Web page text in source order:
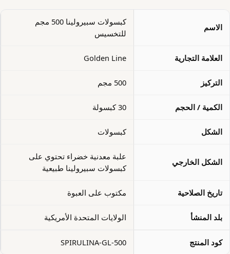
الاسم
كبسولات سبيرولينا 500 مجم
للتخسيس
العلامة التجارية Golden Line
التركيز 500 مجم
الكمية / الحجم 30 كبسولة
الشكل كبسولات
الشكل الخارجي
علبة معدنية خضراء تحتوي على
كبسولات سبيرولينا طبيعية
تاريخ الصلاحية مكتوب على العبوة
بلد المنشأ الولايات المتحدة الأمريكية
كود المنتج SPIRULINA-GL-500